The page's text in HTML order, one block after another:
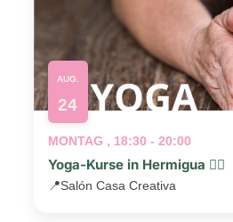
AUG.
24
MONTAG , 18:30 - 20:00
Yoga-Kurse in Hermigua 🧘‍♂️
📍Salón Casa Creativa